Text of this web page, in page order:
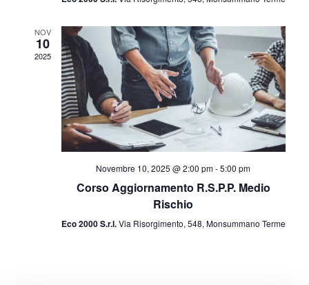
NOV
10
2025
Novembre 10, 2025 @ 2:00 pm-5:00 pm
Corso Aggiornamento R.S.P.P. Medio
Rischio
Eco 2000 S.r.l.Via Risorgimento, 548, Monsummano Terme